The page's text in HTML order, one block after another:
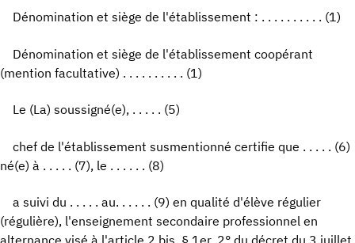
Dénomination et siège de l'établissement : . . . . . . . . . . (1)
Dénomination et siège de l'établissement coopérant
(mention facultative) . . . . . . . . . . (1)
Le (La) soussigné(e), . . . . . (5)
chef de l'établissement susmentionné certifie que . . . . . (6)
né(e) à . . . . . (7), le . . . . . . (8)
a suivi du . . . . . au. . . . . . (9) en qualité d'élève régulier
(régulière), l'enseignement secondaire professionnel en